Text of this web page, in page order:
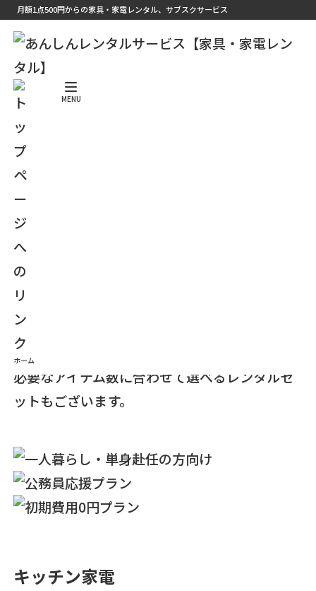
月額1点500円からの家具・家電レンタル、サブスクサービス
ホーム
MENU
＼ ホームページをリニューアルしました ／
キッチン家電
電子レンジや炊飯器、電気ケトルなど、一人暮
らしや単身赴任にも便利なレンタルキッチン家
電をご用意しています。
3点セット1,500円（税抜）〜、5点セット2,500
円（税抜）〜、7点セット3,000円（税抜）〜、
10点セット3,500円（税抜）〜、ご利用環境や
必要なアイテム数に合わせて選べるレンタルセ
ットもございます。
キッチン家電